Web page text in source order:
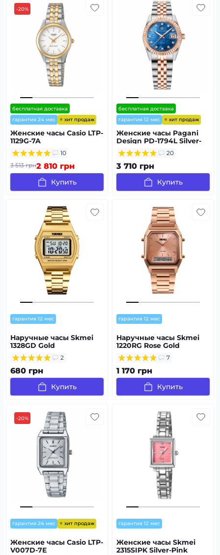
-20%
бесплатная доставка
гарантия 24 мес
⭐ хит продаж
Женские часы Casio LTP-
1129G-7A
10
3 513 грн2 810 грн
Купить
бесплатная доставка
гарантия 12 мес
⭐ хит продаж
Женские часы Pagani
Design PD-1794L Silver-
Rose Gold-Blue
20
3 710 грн
Купить
гарантия 12 мес
Наручные часы Skmei
1328GD Gold
2
680 грн
Купить
гарантия 12 мес
Наручные часы Skmei
1220RG Rose Gold
7
1 170 грн
Купить
-20%
гарантия 24 мес ⭐ хит продаж
Женские часы Casio LTP-
V007D-7E
гарантия 12 мес
Женские часы Skmei
2315SIPK Silver-Pink